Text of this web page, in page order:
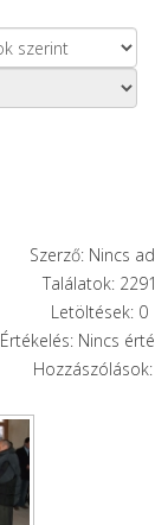
Szerző: Nincs
Találatok: 2291
Letöltések: 0
Értékelés: Nincs